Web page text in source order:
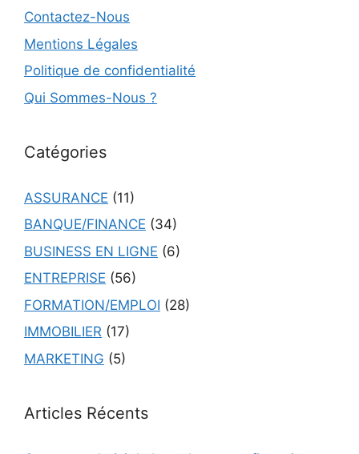
Contactez-Nous
Mentions Légales
Politique de confidentialité
Qui Sommes-Nous ?
Catégories
ASSURANCE (11)
BANQUE/FINANCE (34)
BUSINESS EN LIGNE (6)
ENTREPRISE (56)
FORMATION/EMPLOI (28)
IMMOBILIER (17)
MARKETING (5)
Articles Récents